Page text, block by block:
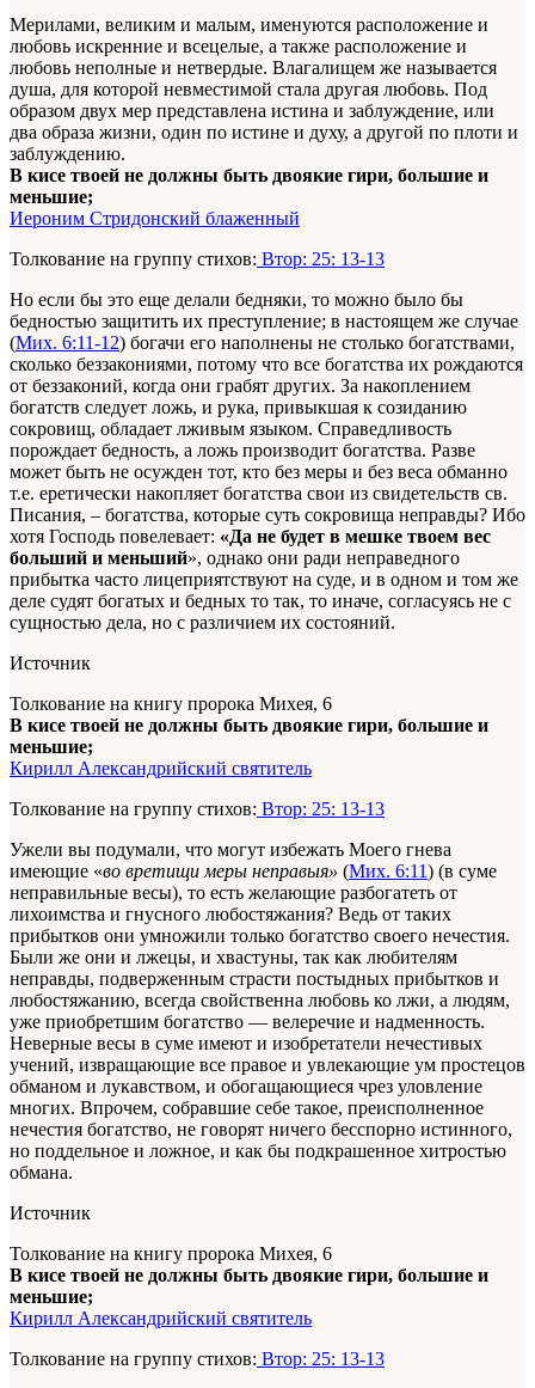
Мерилами, великим и малым, именуются расположение и
любовь искренние и всецелые, а также расположение и
любовь неполные и нетвердые. Влагалищем же называется
душа, для которой невместимой стала другая любовь. Под
образом двух мер представлена истина и заблуждение, или
два образа жизни, один по истине и духу, а другой по плоти и
заблуждению.
В кисе твоей не должны быть двоякие гири, большие и
меньшие;
Иероним Стридонский блаженный
Толкование на группу стихов: Втор: 25: 13-13
Но если бы это еще делали бедняки, то можно было бы
бедностью защитить их преступление; в настоящем же случае
(Мих. 6:11-12) богачи его наполнены не столько богатствами,
сколько беззакониями, потому что все богатства их рождаются
от беззаконий, когда они грабят других. За накоплением
богатств следует ложь, и рука, привыкшая к созиданию
сокровищ, обладает лживым языком. Справедливость
порождает бедность, а ложь производит богатства. Разве
может быть не осужден тот, кто без меры и без веса обманно
т.е. еретически накопляет богатства свои из свидетельств св.
Писания, – богатства, которые суть сокровища неправды? Ибо
хотя Господь повелевает: «Да не будет в мешке твоем вес
больший и меньший», однако они ради неправедного
прибытка часто лицеприятствуют на суде, и в одном и том же
деле судят богатых и бедных то так, то иначе, согласуясь не с
сущностью дела, но с различием их состояний.
Источник
Толкование на книгу пророка Михея, 6
В кисе твоей не должны быть двоякие гири, большие и
меньшие;
Кирилл Александрийский святитель
Толкование на группу стихов: Втор: 25: 13-13
Ужели вы подумали, что могут избежать Моего гнева
имеющие «во вретищи меры неправыя» (Мих. 6:11) (в суме
неправильные весы), то есть желающие разбогатеть от
лихоимства и гнусного любостяжания? Ведь от таких
прибытков они умножили только богатство своего нечестия.
Были же они и лжецы, и хвастуны, так как любителям
неправды, подверженным страсти постыдных прибытков и
любостяжанию, всегда свойственна любовь ко лжи, а людям,
уже приобретшим богатство — велеречие и надменность.
Неверные весы в суме имеют и изобретатели нечестивых
учений, извращающие все правое и увлекающие ум простецов
обманом и лукавством, и обогащающиеся чрез уловление
многих. Впрочем, собравшие себе такое, преисполненное
нечестия богатство, не говорят ничего бесспорно истинного,
но поддельное и ложное, и как бы подкрашенное хитростью
обмана.
Источник
Толкование на книгу пророка Михея, 6
В кисе твоей не должны быть двоякие гири, большие и
меньшие;
Кирилл Александрийский святитель
Толкование на группу стихов: Втор: 25: 13-13